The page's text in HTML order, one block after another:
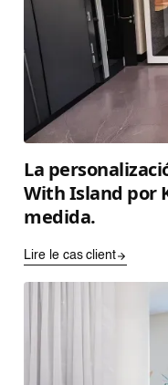
La
With Island por
medida.
Lire le cas client